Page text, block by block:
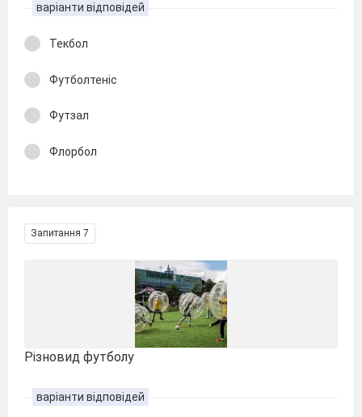
варіанти відповідей
Текбол
Футболтеніс
Футзал
Флорбол
Запитання 7
Різновид футболу
варіанти відповідей